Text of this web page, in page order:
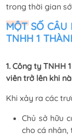
trong thời gian
MỘT SỐ CÂU
TNHH 1
1. Công ty TNHH
viên trở lên khi
Khi xảy ra các
Chủ sở hữu
cho cá nhân,